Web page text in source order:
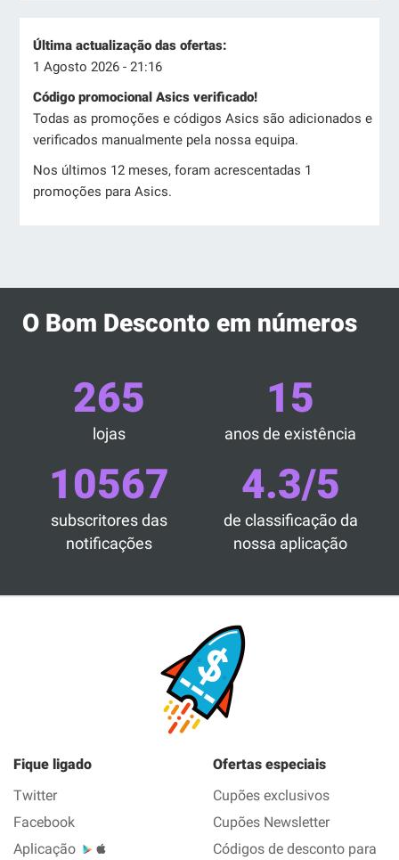
Última actualização das ofertas:
1 Agosto 2026 - 21:16
Código promocional Asics verificado!
Todas as promoções e códigos Asics são adicionados e
verificados manualmente pela nossa equipa.
Nos últimos 12 meses, foram acrescentadas 1
promoções para Asics.
O Bom Desconto em números
265
lojas
15
anos de existência
10567
subscritores das
notificações
4.3/5
de classificação da
nossa aplicação
Fique ligado
Twitter
Facebook
Aplicação
Ofertas especiais
Cupões exclusivos
Cupões Newsletter
Códigos de desconto para